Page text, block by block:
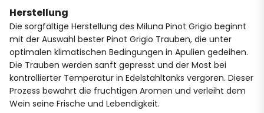
Herstellung
Die sorgfältige Herstellung des Miluna Pinot Grigio beginnt
mit der Auswahl bester Pinot Grigio Trauben, die unter
optimalen klimatischen Bedingungen in Apulien gedeihen.
Die Trauben werden sanft gepresst und der Most bei
kontrollierter Temperatur in Edelstahltanks vergoren. Dieser
Prozess bewahrt die fruchtigen Aromen und verleiht dem
Wein seine Frische und Lebendigkeit.